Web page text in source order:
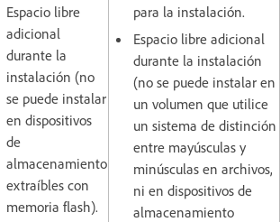
Espacio libre
adicional
durante la
instalación (no
se puede instalar
en dispositivos
de
almacenamiento
extraíbles con
memoria flash).
para la instalación.
Espacio libre adicional
durante la instalación
(no se puede instalar en
un volumen que utilice
un sistema de distinción
entre mayúsculas y
minúsculas en archivos,
ni en dispositivos de
almacenamiento